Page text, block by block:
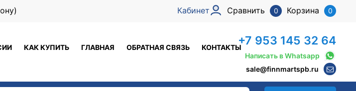
Кабинет Корзина 0
Сравнить 0
КАК КУПИТЬ ГЛАВНАЯ ОБРАТНАЯ СВЯЗЬ КОНТАКТЫ+7 953 145 32 64
Написать в Whatsapp
sale@finnmartspb.ru